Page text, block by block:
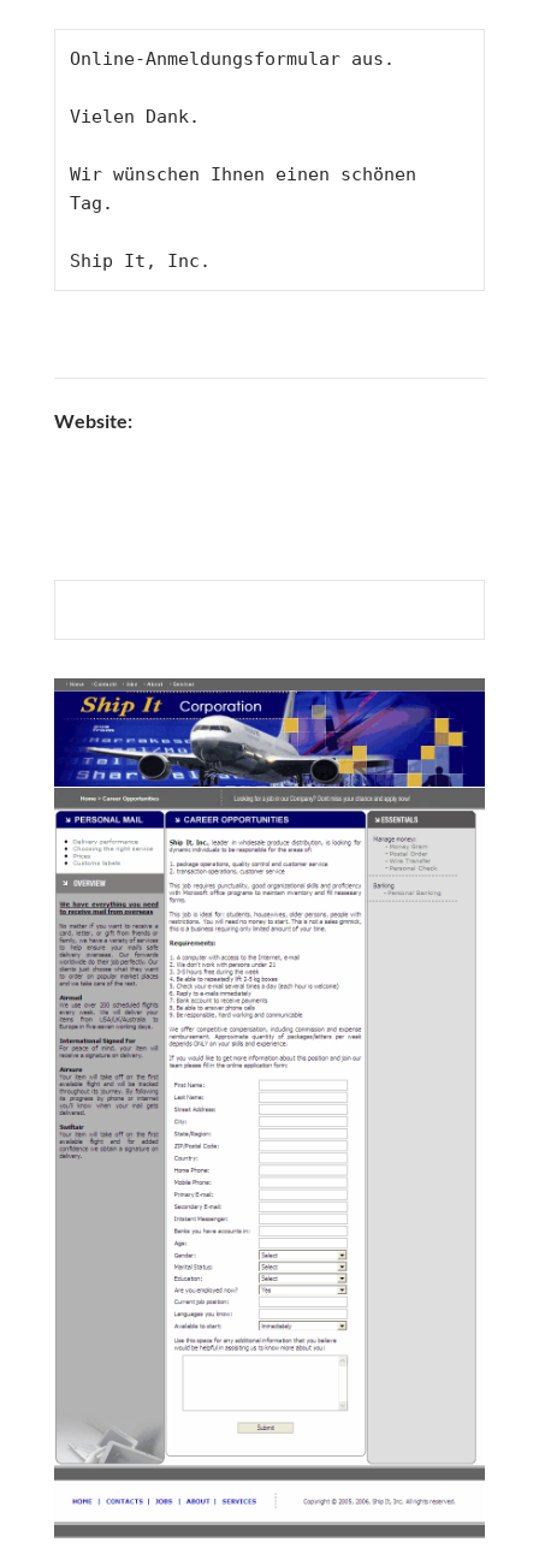
Online-Anmeldungsformular aus.
Vielen Dank.
Wir wünschen Ihnen einen schönen
Tag.
Ship It, Inc.
Website: